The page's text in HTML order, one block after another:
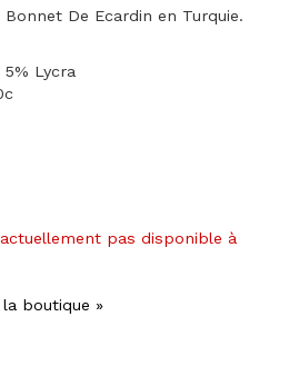
De Ecardin en Turquie.
Lycra
pas disponible à
boutique »